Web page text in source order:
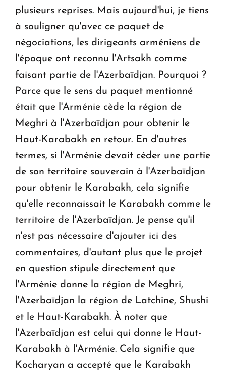
plusieurs reprises. Mais aujourd'hui, je tiens
à souligner qu'avec ce paquet de
négociations, les dirigeants arméniens de
l'époque ont reconnu l'Artsakh comme
faisant partie de l'Azerbaïdjan. Pourquoi ?
Parce que le sens du paquet mentionné
était que l'Arménie cède la région de
Meghri à l'Azerbaïdjan pour obtenir le
Haut-Karabakh en retour. En d'autres
termes, si l'Arménie devait céder une partie
de son territoire souverain à l'Azerbaïdjan
pour obtenir le Karabakh, cela signifie
qu'elle reconnaissait le Karabakh comme le
territoire de l'Azerbaïdjan. Je pense qu'il
n'est pas nécessaire d'ajouter ici des
commentaires, d'autant plus que le projet
en question stipule directement que
l'Arménie donne la région de Meghri,
l'Azerbaïdjan la région de Latchine, Shushi
et le Haut-Karabakh. À noter que
l'Azerbaïdjan est celui qui donne le Haut-
Karabakh à l'Arménie. Cela signifie que
Kocharyan a accepté que le Karabakh